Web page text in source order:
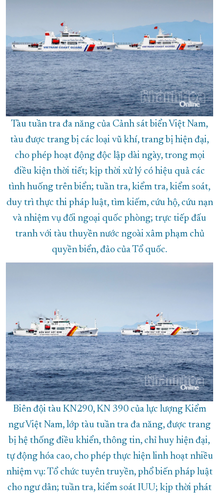
Tàu tuần tra đa năng của Cảnh sát biển Việt Nam,
tàu được trang bị các loại vũ khí, trang bị hiện đại,
cho phép hoạt động độc lập dài ngày, trong mọi
điều kiện thời tiết; kịp thời xử lý có hiệu quả các
tình huống trên biển; tuần tra, kiểm tra, kiểm soát,
duy trì thực thi pháp luật, tìm kiếm, cứu hộ, cứu nạn
và nhiệm vụ đối ngoại quốc phòng; trực tiếp đấu
tranh với tàu thuyền nước ngoài xâm phạm chủ
quyền biển, đảo của Tổ quốc.
Biên đội tàu KN290, KN 390 của lực lượng Kiểm
ngư Việt Nam, lớp tàu tuần tra đa năng, được trang
bị hệ thống điều khiển, thông tin, chỉ huy hiện đại,
tự động hóa cao, cho phép thực hiện linh hoạt nhiều
nhiệm vụ: Tổ chức tuyên truyền, phổ biến pháp luật
cho ngư dân; tuần tra, kiểm soát IUU; kịp thời phát